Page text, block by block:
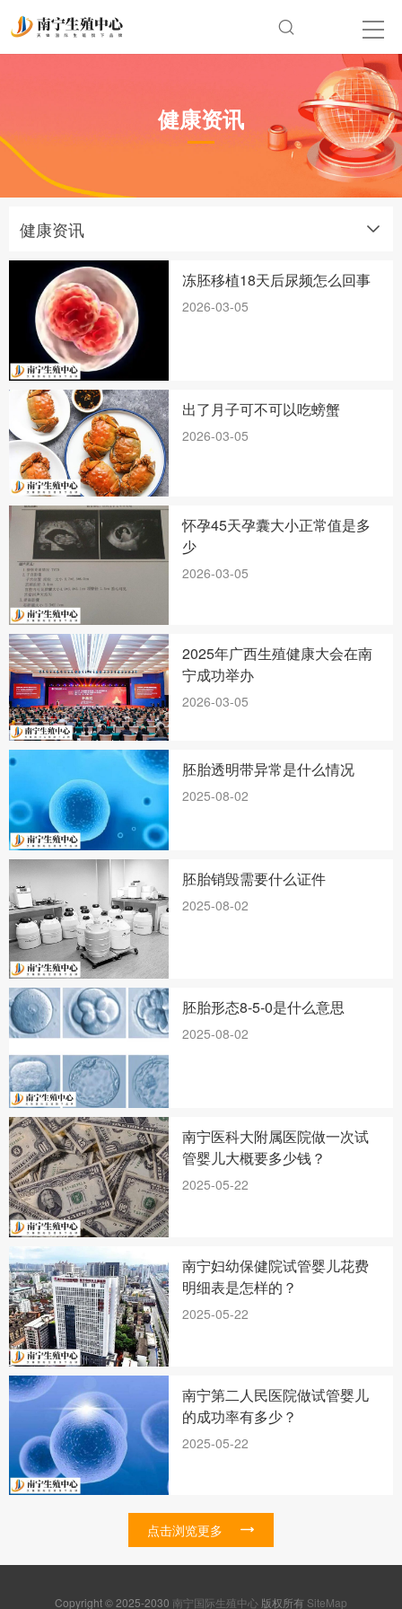
健康资讯
健康资讯
冻胚移植18天后尿频怎么回事
2026-03-05
出了月子可不可以吃螃蟹
2026-03-05
怀孕45天孕囊大小正常值是多
少
2026-03-05
2025年广西生殖健康大会在南
宁成功举办
2026-03-05
胚胎透明带异常是什么情况
2025-08-02
胚胎销毁需要什么证件
2025-08-02
胚胎形态8-5-0是什么意思
2025-08-02
南宁医科大附属医院做一次试
管婴儿大概要多少钱？
2025-05-22
南宁妇幼保健院试管婴儿花费
明细表是怎样的？
2025-05-22
南宁第二人民医院做试管婴儿
的成功率有多少？
2025-05-22
点击浏览更多
Copyright © 2025-2030 南宁国际生殖中心 版权所有 SiteMap